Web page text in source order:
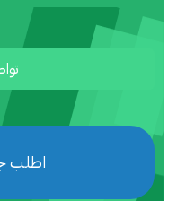
اطلب